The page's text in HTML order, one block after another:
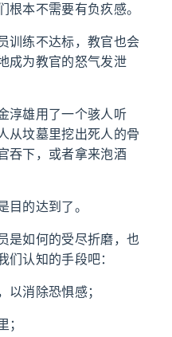
本不需要有负疚感。
训练不达标，教官也会
成为教官的怒气发泄
淳雄用了一个骇人听
从坟墓里挖出死人的骨
吞下，或者拿来泡酒
的达到了。
是如何的受尽折磨，也
认知的手段吧：
消除恐惧感；